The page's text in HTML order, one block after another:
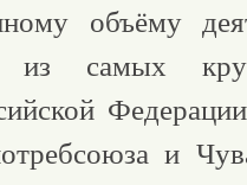
объёму
из самых
и